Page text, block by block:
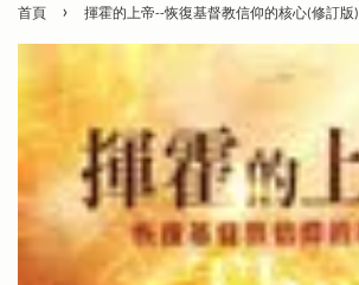
首頁 › 揮霍的上帝--恢復基督教信仰的核心(修訂版)